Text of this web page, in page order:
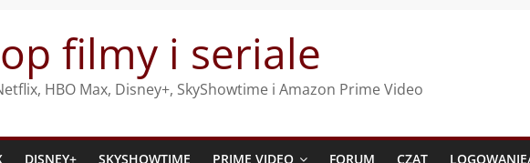
filmy i seriale
HBO Max, Disney+, SkyShowtime i Amazon Prime Video
DISNEY+ SKYSHOWTIME PRIME VIDEO FORUM CZAT